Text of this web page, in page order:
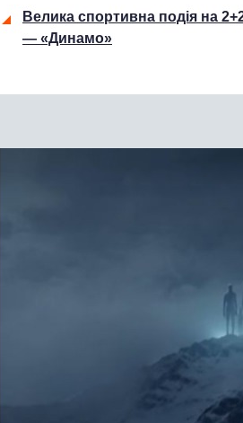
Велика спортивна подія на
— «Динамо»